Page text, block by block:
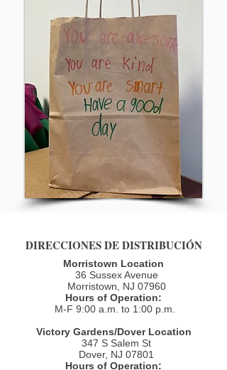
DIRECCIONES DE DISTRIBUCIÓN
Morristown Location
36 Sussex Avenue
Morristown, NJ 07960​
Hours of Operation:
M-F 9:00 a.m. to 1:00 p.m.
Victory Gardens/Dover Location
347 S Salem St
Dover, NJ 07801
Hours of Operation: